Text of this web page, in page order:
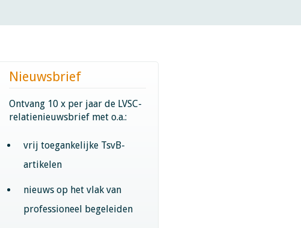
Nieuwsbrief
Ontvang 10 x per jaar de LVSC-
relatienieuwsbrief met o.a.:
vrij toegankelijke TsvB-
artikelen
nieuws op het vlak van
professioneel begeleiden